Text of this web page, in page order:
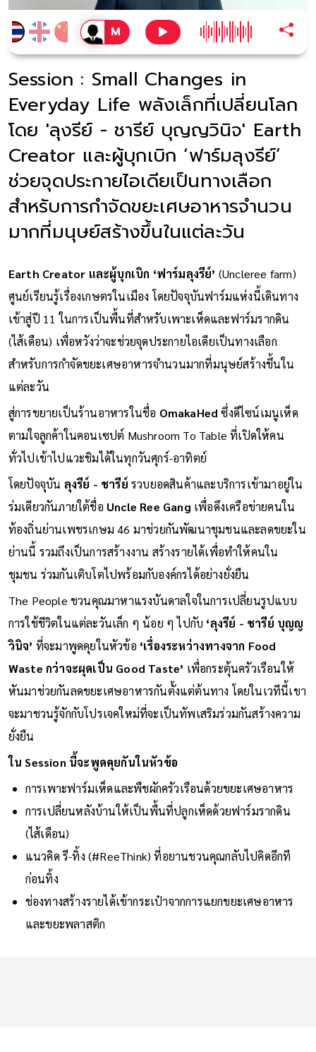
Session : Small Changes in
Everyday Life พลังเล็กที่เปลี่ยนโลก
โดย 'ลุงรีย์ - ชารีย์ บุญญวินิจ' Earth
Creator และผู้บุกเบิก ‘ฟาร์มลุงรีย์’
ช่วยจุดประกายไอเดียเป็นทางเลือก
สำหรับการกำจัดขยะเศษอาหารจำนวน
มากที่มนุษย์สร้างขึ้นในแต่ละวัน
Earth Creator และผู้บุกเบิก ‘ฟาร์มลุงรีย์’ (Uncleree farm)
ศูนย์เรียนรู้เรื่องเกษตรในเมือง โดยปัจจุบันฟาร์มแห่งนี้เดินทาง
เข้าสู่ปี 11 ในการเป็นพื้นที่สำหรับเพาะเห็ดและฟาร์มรากดิน
(ไส้เดือน) เพื่อหวังว่าจะช่วยจุดประกายไอเดียเป็นทางเลือก
สำหรับการกำจัดขยะเศษอาหารจำนวนมากที่มนุษย์สร้างขึ้นใน
แต่ละวัน
สู่การขยายเป็นร้านอาหารในชื่อ OmakaHed ซึ่งดีไซน์เมนูเห็ด
ตามใจลูกค้าในคอนเซปต์ Mushroom To Table ที่เปิดให้คน
ทั่วไปเข้าไปแวะชิมได้ในทุกวันศุกร์-อาทิตย์
โดยปัจจุบัน ลุงรีย์ - ชารีย์รวบยอดสินค้าและบริการเข้ามาอยู่ใน
ร่มเดียวกันภายใต้ชื่อ Uncle Ree Gang เพื่อดึงเครือข่ายคนใน
ท้องถิ่นย่านเพชรเกษม 46 มาช่วยกันพัฒนาชุมชนและลดขยะใน
ย่านนี้ รวมถึงเป็นการสร้างงาน สร้างรายได้เพื่อทำให้คนใน
ชุมชน ร่วมกันเติบโตไปพร้อมกับองค์กรได้อย่างยั่งยืน
The People ชวนคุณมาหาแรงบันดาลใจในการเปลี่ยนรูปแบบ
การใช้ชีวิตในแต่ละวันเล็ก ๆ น้อย ๆ ไปกับ ‘ลุงรีย์ - ชารีย์ บุญญ
วินิจ’ ที่จะมาพูดคุยในหัวข้อ ‘เรื่องระหว่างทางจาก Food
Waste กว่าจะผุดเป็น Good Taste’ เพื่อกระตุ้นครัวเรือนให้
หันมาช่วยกันลดขยะเศษอาหารกันตั้งแต่ต้นทาง โดยในเวทีนี้เขา
จะมาชวนรู้จักกับโปรเจคใหม่ที่จะเป็นทัพเสริมร่วมกันสร้างความ
ยั่งยืน
ใน Session นี้จะพูดคุยกันในหัวข้อ
การเพาะฟาร์มเห็ดและพืชผักครัวเรือนด้วยขยะเศษอาหาร
การเปลี่ยนหลังบ้านให้เป็นพื้นที่ปลูกเห็ดด้วยฟาร์มรากดิน
(ไส้เดือน)
แนวคิด รี-ทิ้ง (#ReeThink) ที่อยานชวนคุณกลับไปคิดอีกที
ก่อนทิ้ง
ช่องทางสร้างรายได้เข้ากระเป๋าจากการแยกขยะเศษอาหาร
และขยะพลาสติก